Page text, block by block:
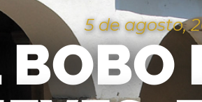
5 de agosto,
BOBO